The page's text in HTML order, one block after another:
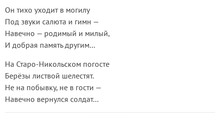
Он тихо уходит в могилу
Под звуки салюта и гимн —
Навечно — родимый и милый,
И добрая память другим…
На Старо-Никольском погосте
Берёзы листвой шелестят.
Не на побывку, не в гости —
Навечно вернулся солдат…